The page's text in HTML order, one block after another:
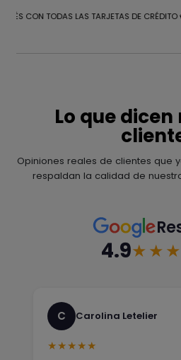
CON TODAS LAS TARJETAS DE CRÉDITO
Lo que
Opiniones reales de clientes que
respaldan la calidad de
4.9
C Carolina Letelier
★★★★★